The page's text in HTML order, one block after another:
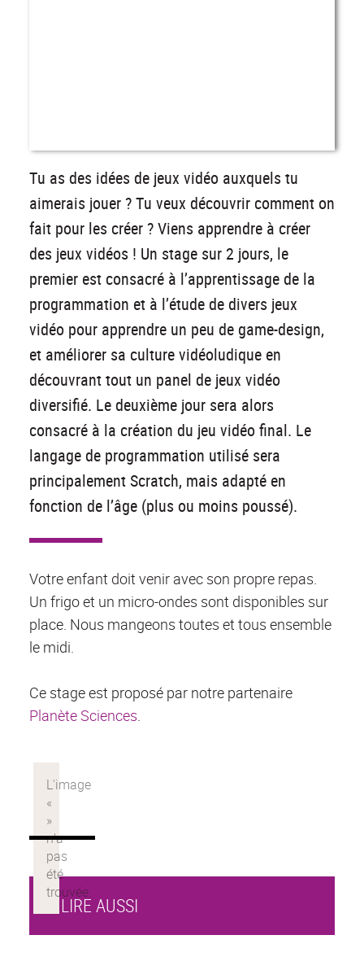
Tu as des idées de jeux vidéo auxquels tu
aimerais jouer ? Tu veux découvrir comment on
fait pour les créer ? Viens apprendre à créer
des jeux vidéos ! Un stage sur 2 jours, le
premier est consacré à l’apprentissage de la
programmation et à l’étude de divers jeux
vidéo pour apprendre un peu de game-design,
et améliorer sa culture vidéoludique en
découvrant tout un panel de jeux vidéo
diversifié. Le deuxième jour sera alors
consacré à la création du jeu vidéo final. Le
langage de programmation utilisé sera
principalement Scratch, mais adapté en
fonction de l’âge (plus ou moins poussé).
Votre enfant doit venir avec son propre repas.
Un frigo et un micro-ondes sont disponibles sur
place. Nous mangeons toutes et tous ensemble
le midi.
Ce stage est proposé par notre partenaire
Planète Sciences.
À LIRE AUSSI